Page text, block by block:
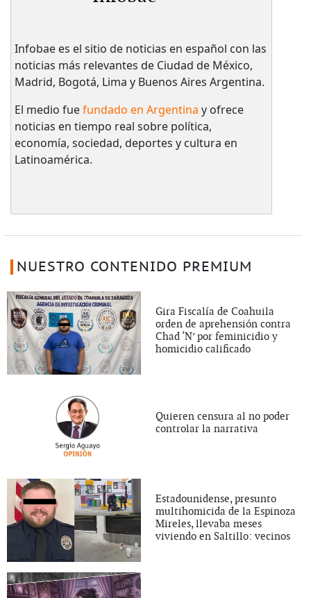
Infobae es el sitio de noticias en español con las
noticias más relevantes de Ciudad de México,
Madrid, Bogotá, Lima y Buenos Aires Argentina.
El medio fuefundado en Argentina y ofrece
noticias en tiempo real sobre política,
economía, sociedad, deportes y cultura en
Latinoamérica.
NUESTRO CONTENIDO PREMIUM
Gira Fiscalía de Coahuila
orden de aprehensión contra
Chad ‘N’ por feminicidio y
homicidio calificado
Quieren censura al no poder
controlar la narrativa
Estadounidense, presunto
multihomicida de la Espinoza
Mireles, llevaba meses
viviendo en Saltillo: vecinos